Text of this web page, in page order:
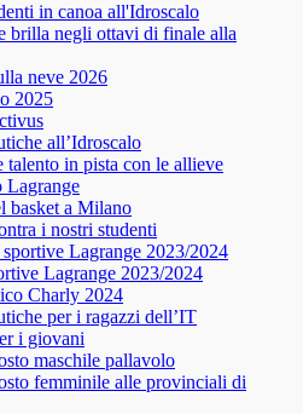
in canoa all'Idroscalo
brilla negli ottavi di finale alla
neve 2026
2025
all’Idroscalo
talento in pista con le allieve
Lagrange
basket a Milano
i nostri studenti
Lagrange 2023/2024
Lagrange 2023/2024
Charly 2024
per i ragazzi dell’IT
i giovani
maschile pallavolo
femminile alle provinciali di